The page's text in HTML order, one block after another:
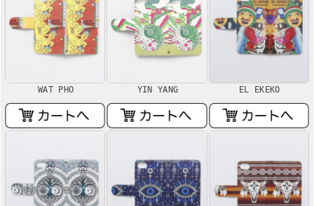
WAT PHO YIN YANG EL EKEKO